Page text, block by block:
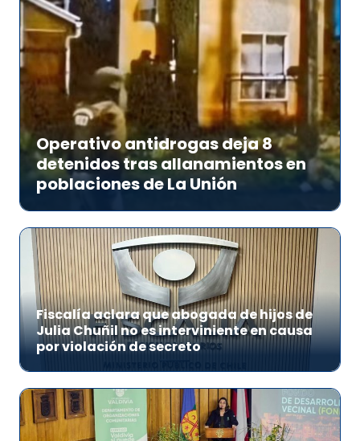
Operativo antidrogas deja 8
detenidos tras allanamientos en
poblaciones de La Unión
Fiscalía aclara que abogada de hijos de
Julia Chuñil no es interviniente en causa
por violación de secreto